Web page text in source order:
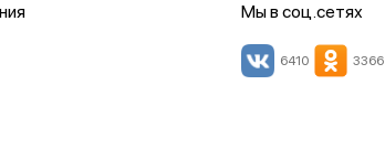
Мы в соц.сетях
6410 3366